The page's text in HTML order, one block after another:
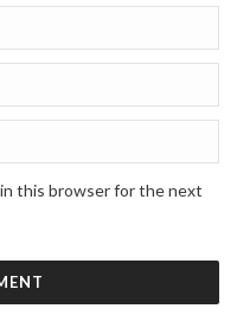
in this browser for the next